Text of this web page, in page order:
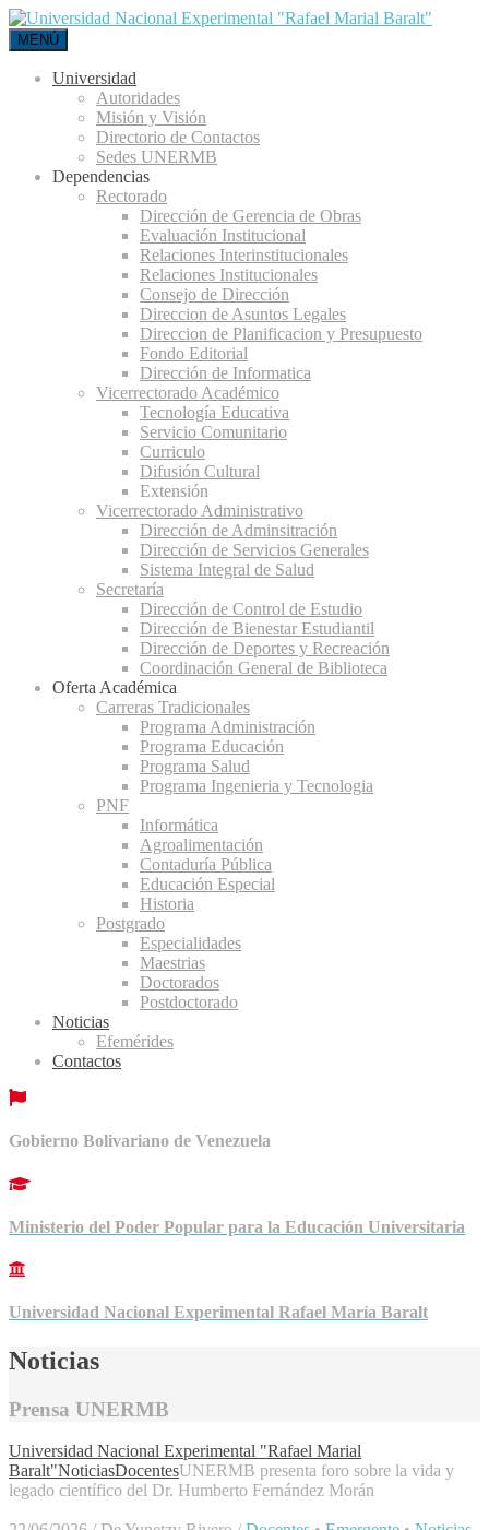
MENÚ
Universidad
Autoridades
Misión y Visión
Directorio de Contactos
Sedes UNERMB
Dependencias
Rectorado
Dirección de Gerencia de Obras
Evaluación Institucional
Relaciones Interinstitucionales
Relaciones Institucionales
Consejo de Dirección
Direccion de Asuntos Legales
Direccion de Planificacion y Presupuesto
Fondo Editorial
Dirección de Informatica
Vicerrectorado Académico
Tecnología Educativa
Servicio Comunitario
Curriculo
Difusión Cultural
Extensión
Vicerrectorado Administrativo
Dirección de Adminsitración
Dirección de Servicios Generales
Sistema Integral de Salud
Secretaría
Dirección de Control de Estudio
Dirección de Bienestar Estudiantil
Dirección de Deportes y Recreación
Coordinación General de Biblioteca
Oferta Académica
Carreras Tradicionales
Programa Administración
Programa Educación
Programa Salud
Programa Ingenieria y Tecnologia
PNF
Informática
Agroalimentación
Contaduría Pública
Educación Especial
Historia
Postgrado
Especialidades
Maestrias
Doctorados
Postdoctorado
Noticias
Efemérides
Contactos
Gobierno Bolivariano de Venezuela
Ministerio del Poder Popular para la Educación Universitaria
Universidad Nacional Experimental Rafael María Baralt
Noticias
Prensa UNERMB
Universidad Nacional Experimental "Rafael Marial
Baralt"NoticiasDocentesUNERMB presenta foro sobre la vida y
legado científico del Dr. Humberto Fernández Morán